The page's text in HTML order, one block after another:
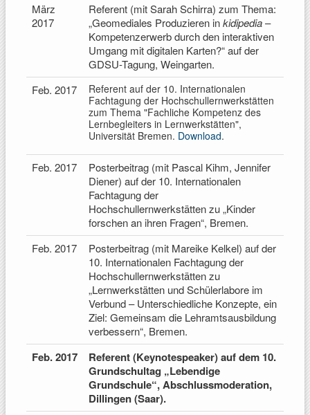
März
2017
Referent (mit Sarah Schirra) zum Thema:
„Geomediales Produzieren inkidipedia–
Kompetenzerwerb durch den interaktiven
Umgang mit digitalen Karten?“ auf der
GDSU-Tagung, Weingarten.
Feb. 2017
Referent auf der 10. Internationalen
Fachtagung der Hochschullernwerkstätten
zum Thema "Fachliche Kompetenz des
Lernbegleiters in Lernwerkstätten",
Universität Bremen. Download.
Feb. 2017
Posterbeitrag (mit Pascal Kihm, Jennifer
Diener) auf der 10. Internationalen
Fachtagung der
Hochschullernwerkstätten zu „Kinder
forschen an ihren Fragen“, Bremen.
Feb. 2017
Posterbeitrag (mit Mareike Kelkel) auf der
10. Internationalen Fachtagung der
Hochschullernwerkstätten zu
„Lernwerkstätten und Schülerlabore im
Verbund – Unterschiedliche Konzepte, ein
Ziel: Gemeinsam die Lehramtsausbildung
verbessern“, Bremen.
Feb. 2017
Referent (Keynotespeaker) auf dem 10.
Grundschultag „Lebendige
Grundschule“, Abschlussmoderation,
Dillingen (Saar).